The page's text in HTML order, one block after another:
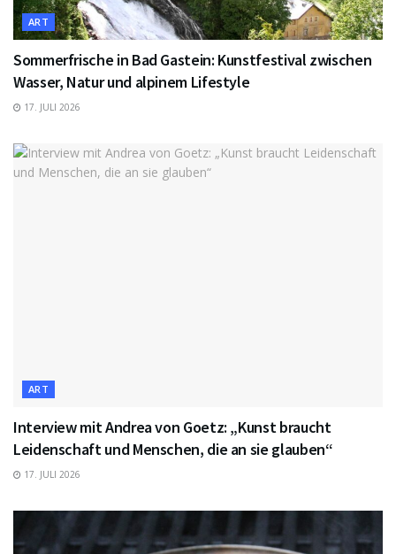
ART
Sommerfrische in Bad Gastein: Kunstfestival zwischen
Wasser, Natur und alpinem Lifestyle
17. JULI 2026
ART
Interview mit Andrea von Goetz: „Kunst braucht
Leidenschaft und Menschen, die an sie glauben“
17. JULI 2026